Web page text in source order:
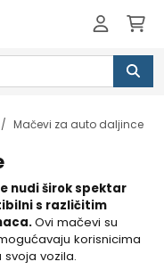
Mačevi za auto daljince
nudi širok spektar
s različitim
Ovi mačevi su
korisnicima
vozila.